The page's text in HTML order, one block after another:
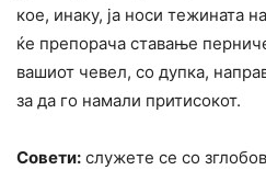
кое, инаку, ја носи тежината
ќе препорача ставање
вашиот чевел, со дупка,
за да го намали притисокот.
Совети: служете се со